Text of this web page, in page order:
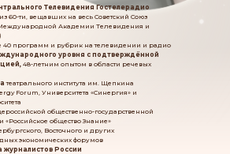
Телевидения Гостелерадио
из 60-ти, вещавших на весь Советский Союз
Академии Телевидения и
40 программ и рубрик на телевидении и радио
уровня с подтверждённой
48-летним опытом в области речевых
театрального института им. Щепкина
Forum, Университета «Синергия» и
общественно-государственной
«Российское общество Знание»
Восточного и других
экономических форумов
журналистов России